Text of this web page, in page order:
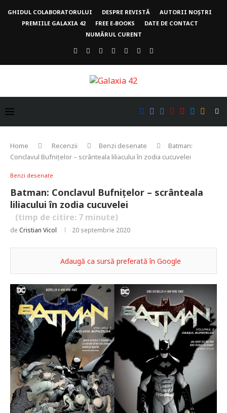
GHIDUL COLABORATORULUI DESPRE REVISTĂ
AUTORII NOȘTRI
PREMIILE GALAXIA 42
FREE E-BOOKS
DATE DE CONTACT
NUMĂRUL CURENT
Home Recenzii Benzi desenate
Batman:
Conclavul Bufnițelor – scrânteala liliacului în zodia cucuvelei
Benzi desenate
Batman: Conclavul Bufnițelor – scrânteala
liliacului în zodia cucuvelei
(timp de citire: 7 minute)
de Cristian Vicol 20 septembrie 2020
Adaugă ca sursă preferată în Google